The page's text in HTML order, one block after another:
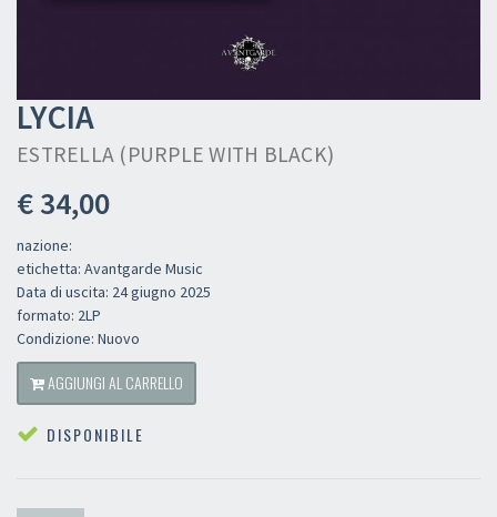
LYCIA
ESTRELLA (PURPLE WITH BLACK)
€ 34,00
nazione:
etichetta: Avantgarde Music
Data di uscita: 24 giugno 2025
formato: 2LP
Condizione: Nuovo
AGGIUNGI AL CARRELLO
DISPONIBILE